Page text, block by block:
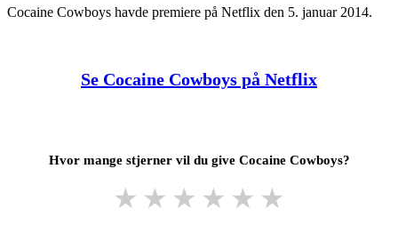
Cocaine Cowboys havde premiere på Netflix den 5. januar 2014.
Se Cocaine Cowboys på Netflix
Hvor mange stjerner vil du give Cocaine Cowboys?
★ ★ ★ ★ ★ ★